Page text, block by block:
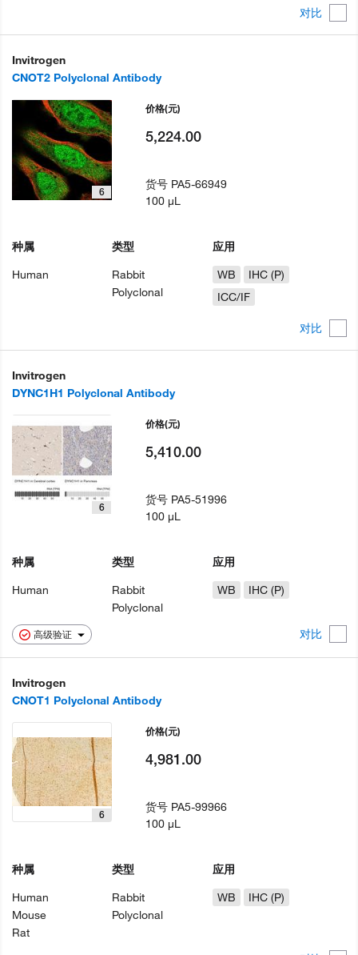
对比
Invitrogen
CNOT2 Polyclonal Antibody
对比
6
种属
Human
类型
Rabbit
Polyclonal
应用
WB
IHC (P)
ICC/IF
价格(元)
5,224.00
货号 PA5-66949
100 µL
Invitrogen
DYNC1H1 Polyclonal Antibody
高级验证 对比
6
种属
Human
类型
Rabbit
Polyclonal
应用
WB
IHC (P)
价格(元)
5,410.00
货号 PA5-51996
100 µL
Invitrogen
CNOT1 Polyclonal Antibody
6
种属
Human
Mouse
Rat
类型
Rabbit
Polyclonal
应用
WB
IHC (P)
价格(元)
4,981.00
货号 PA5-99966
100 µL